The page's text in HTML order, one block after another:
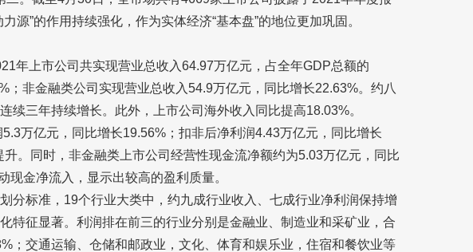
源”的作用持续强化，作为实体经济“基本盘”的地位更加巩固。
年上市公司共实现营业总收入64.97万亿元，占全年GDP总额的
；非金融类公司实现营业总收入54.9万亿元，同比增长22.63%。约八
续三年持续增长。此外，上市公司海外收入同比提高18.03%。
万亿元，同比增长19.56%；扣非后净利润4.43万亿元，同比增长
。同时，非金融类上市公司经营性现金流净额约为5.03万亿元，同比
金净流入，显示出较高的盈利质量。
分标准，19个行业大类中，约九成行业收入、七成行业净利润保持增
特征显著。利润排在前三的行业分别是金融业、制造业和采矿业，合
；交通运输、仓储和邮政业，文化、体育和娱乐业，住宿和餐饮业等